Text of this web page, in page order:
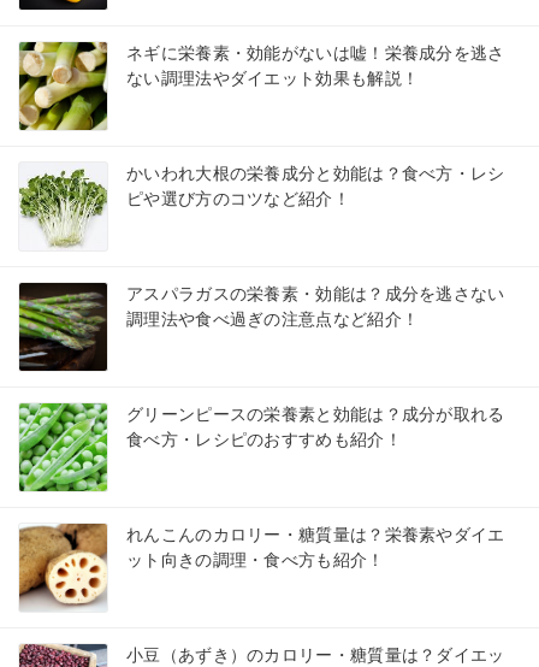
ネギに栄養素・効能がないは嘘！栄養成分を逃さ
ない調理法やダイエット効果も解説！
かいわれ大根の栄養成分と効能は？食べ方・レシ
ピや選び方のコツなど紹介！
アスパラガスの栄養素・効能は？成分を逃さない
調理法や食べ過ぎの注意点など紹介！
グリーンピースの栄養素と効能は？成分が取れる
食べ方・レシピのおすすめも紹介！
れんこんのカロリー・糖質量は？栄養素やダイエ
ット向きの調理・食べ方も紹介！
小豆（あずき）のカロリー・糖質量は？ダイエッ